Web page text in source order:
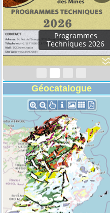
Rapport d'activités
2024
Géocatalogue